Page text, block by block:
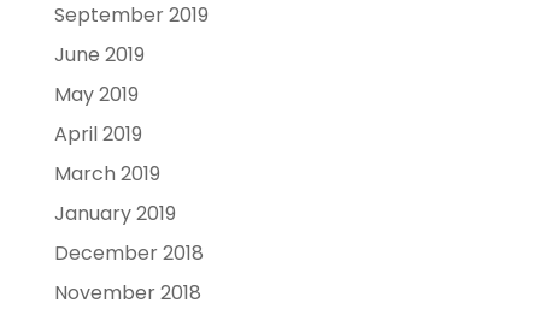
September 2019
June 2019
May 2019
April 2019
March 2019
January 2019
December 2018
November 2018